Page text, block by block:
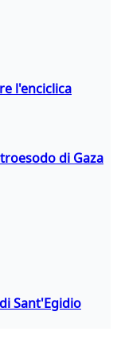
l'enciclica
di Gaza
Sant'Egidio